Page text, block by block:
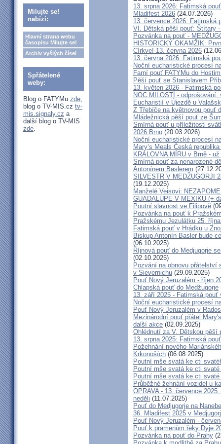
Milujte se!
nabízí:
Hlavní strana webu
časopisu Milujte se!
Archiv vyšlých čísel
Spřátelené
weby:
Blog o FATYMu zde,
blog o TV-MIS.cz tv-
mis.signaly.cz a
další blog o TV-MIS
zde.
13. srpna 2026: Fatimská
Mladifest 2026 (24.07.2026)
13. července 2026: Fatimská
VI. Dětská pěší pouť: Štítary
Pozvánka na pouť -
HISTORICKÝ OKAMŽIK:
Církve! 13. června 2026
13. června 2026: Fatimská
Noční eucharistické procesí
Farní pouť FATYMu do
Pěší pouť se Stanislavem
13. květen 2026 - Fatimská
NOC MILOSTÍ -
Eucharistií v Újezdě u
Z Třebíče na květnovou pouť
Mládežnická pěší pouť ze
Smírná pouť u příležitosti
2026 Brno (20.03.2026)
Noční eucharistické procesí
Mary’s Meals Česká
KRÁLOVNA MÍRU v Brně -
Smírná pouť za nenarozené
Antonínem Baslerem
SILVESTR V MEDŽUGORJI
(19.12.2025)
Manželé Veisovi:
GUADALUPE V MEXIKU (+
Poutní slavnost ve Filipově
Pozvánka na pouť k
Pražskému Jezulátku 25.
Fatimská pouť v Hrádku u
Biskup Antonín Basler bude
(06.10.2025)
Říjnová pouť do Medjugorje
(02.10.2025)
Pozvání na obnovu přátelství
v Sievernichu (29.09.2025)
Pouť Nový Jeruzalém - říjen
Chlapská pouť do Medžugorje
13. září 2025 - Fatimská pouť
Noční eucharistické procesí
Pouť Nový Jeruzalém v
Mezinárodní pouť přátel
další akce (02.09.2025)
Ohlédnutí za V. Dětskou pěší
13. srpna 2025: Fatimská
Požehnání nového
Krkonoších (06.08.2025)
Poutní mše svatá ke cti
Poutní mše svatá ke cti
Poutní mše svatá ke cti
Průběžné žehnání vozidel u
OPRAVA - 13. července
neděli (11.07.2025)
Pouť do Medjugorje na
36. Mladifest 2025 v
Pouť Nový Jeruzalém -
Pouť k pramenům řeky Dyje
Pozvánka na pouť do Prahy